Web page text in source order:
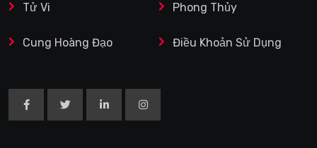
Tử Vi Phong Thủy
Cung Hoàng Đạo Điều Khoản Sử Dụng